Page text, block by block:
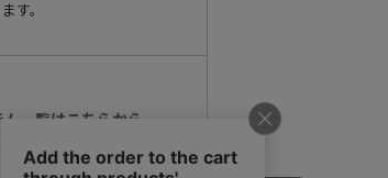
す。
一覧はこちらから